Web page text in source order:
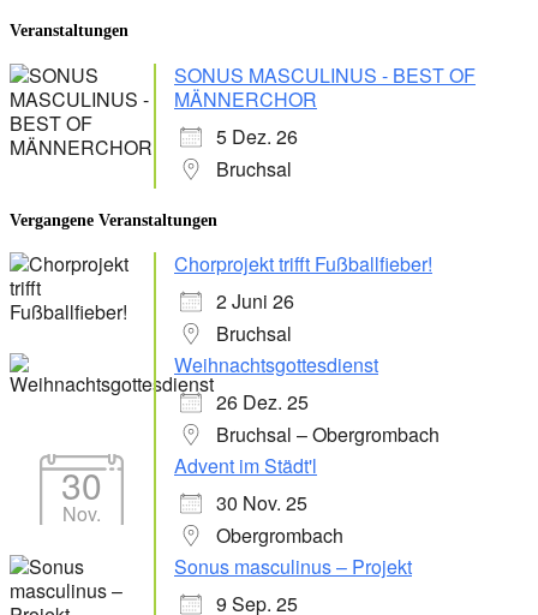
Veranstaltungen
SONUS MASCULINUS - BEST OF
MÄNNERCHOR
5 Dez. 26
Bruchsal
Vergangene Veranstaltungen
Chorprojekt trifft Fußballfieber!
2 Juni 26
Bruchsal
Weihnachtsgottesdienst
26 Dez. 25
Bruchsal – Obergrombach
30
Nov.
Advent im Städt'l
30 Nov. 25
Obergrombach
Sonus masculinus – Projekt
9 Sep. 25